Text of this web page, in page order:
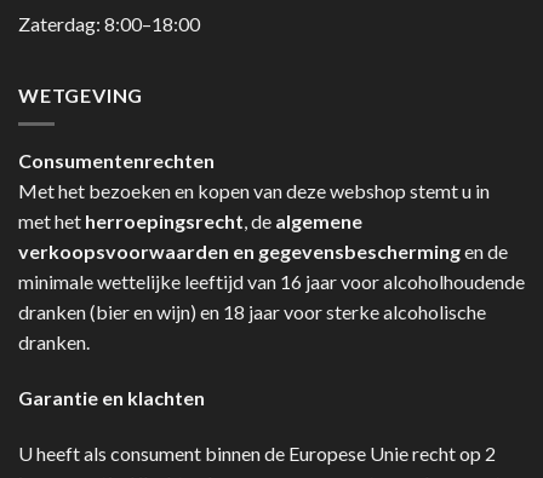
Zaterdag: 8:00–18:00
WETGEVING
Consumentenrechten
Met het bezoeken en kopen van deze webshop stemt u in
met het herroepingsrecht, de algemene
verkoopsvoorwaarden en gegevensbeschermingen de
minimale wettelijke leeftijd van 16 jaar voor alcoholhoudende
dranken (bier en wijn) en 18 jaar voor sterke alcoholische
dranken.
Garantie en klachten
U heeft als consument binnen de Europese Unie recht op 2